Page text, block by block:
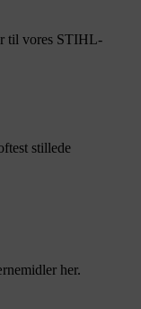
til vores STIHL-
stillede
her.